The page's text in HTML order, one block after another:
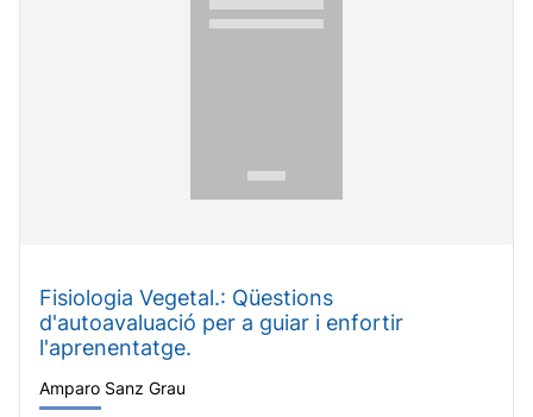
Fisiologia Vegetal.: Qüestions
d'autoavaluació per a guiar i enfortir
l'aprenentatge.
Amparo Sanz Grau